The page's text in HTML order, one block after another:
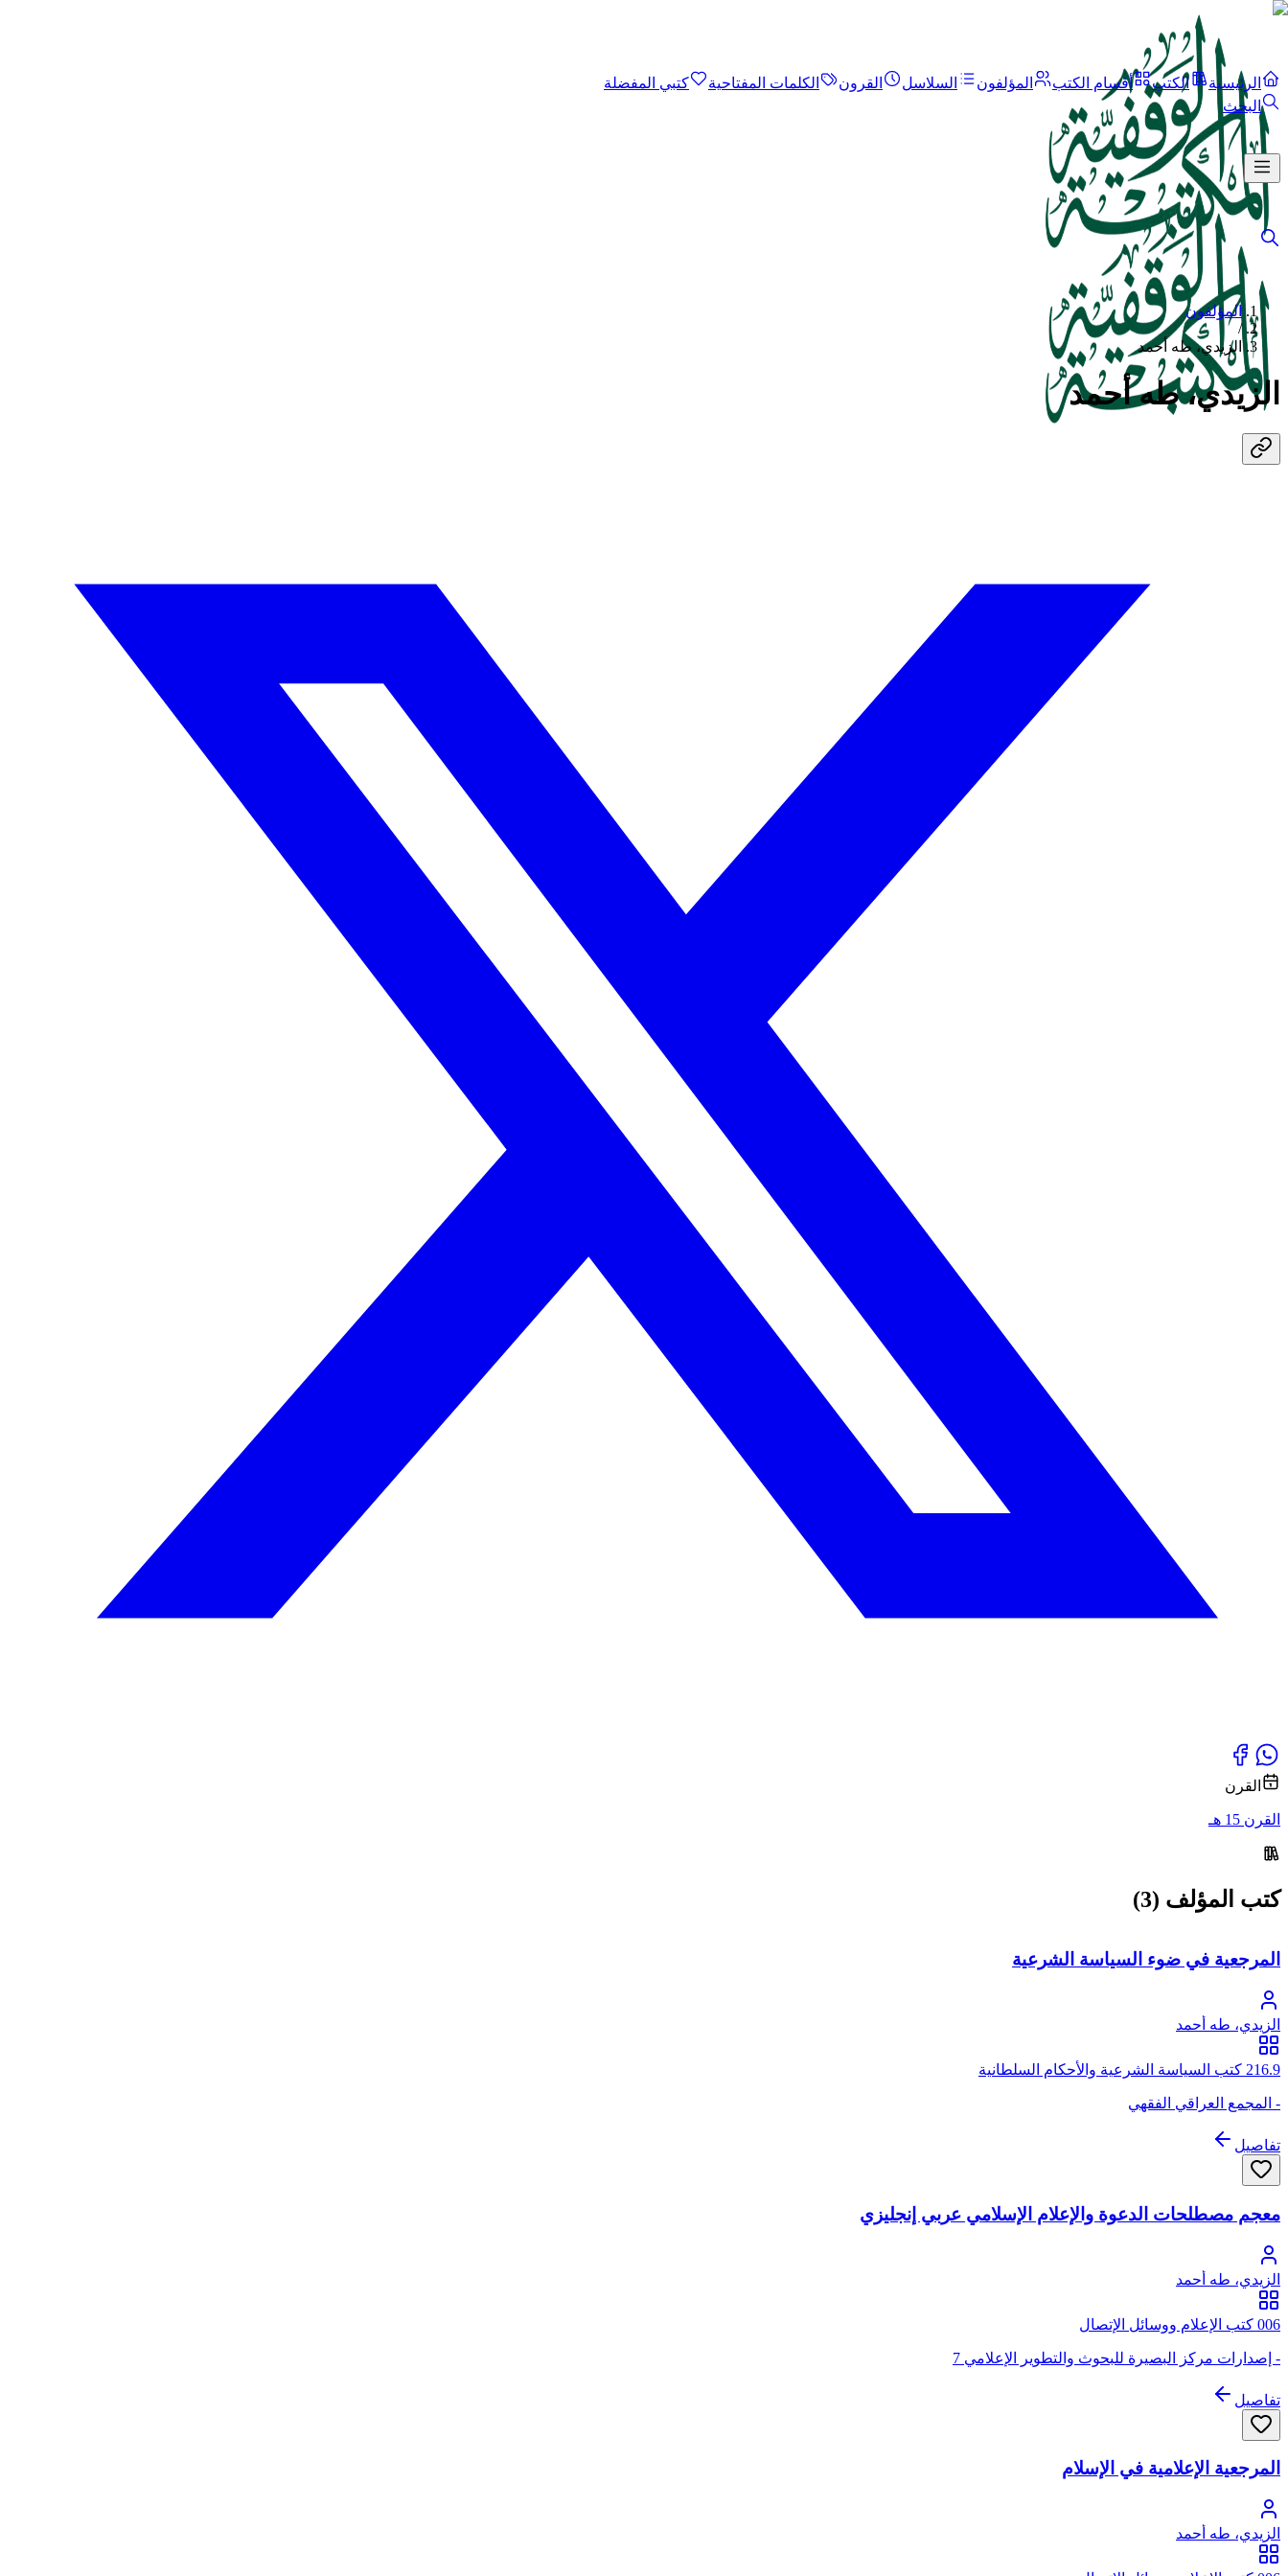
الرئيسية الكتب أقسام الكتب المؤلفون السلاسل القرون الكلمات المفتاحية
كتبي المفضلة
البحث
المؤلفون
/
الزيدي، طه أحمد
الزيدي، طه أحمد
القرن
القرن 15 هـ
كتب المؤلف (3)
المرجعية في ضوء السياسة الشرعية
الزيدي، طه أحمد
216.9 كتب السياسة الشرعية والأحكام السلطانية
- المجمع العراقي الفقهي
تفاصيل
معجم مصطلحات الدعوة والإعلام الإسلامي عربي إنجليزي
الزيدي، طه أحمد
006 كتب الإعلام ووسائل الإتصال
- إصدارات مركز البصيرة للبحوث والتطوير الإعلامي 7
تفاصيل
المرجعية الإعلامية في الإسلام
الزيدي، طه أحمد